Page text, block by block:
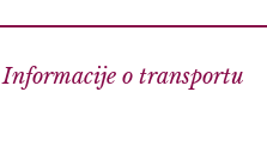
Informacije o transportu